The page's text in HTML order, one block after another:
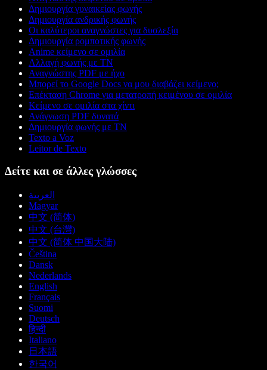
Δημιουργία γυναικείας φωνής
Δημιουργία ανδρικής φωνής
Οι καλύτεροι αναγνώστες για δυσλεξία
Δημιουργία ρομποτικής φωνής
Anime κείμενο σε ομιλία
Αλλαγή φωνής με ΤΝ
Αναγνώστης PDF με ήχο
Μπορεί το Google Docs να μου διαβάζει κείμενο;
Επέκταση Chrome για μετατροπή κειμένου σε ομιλία
Κείμενο σε ομιλία στα χίντι
Ανάγνωση PDF δυνατά
Δημιουργία φωνής με ΤΝ
Texto a Voz
Leitor de Texto
Δείτε και σε άλλες γλώσσες
العربية
Magyar
中文 (简体)
中文 (台灣)
中文 (简体 中国大陆)
Čeština
Dansk
Nederlands
English
Français
Suomi
Deutsch
हिन्दी
Italiano
日本語
한국어